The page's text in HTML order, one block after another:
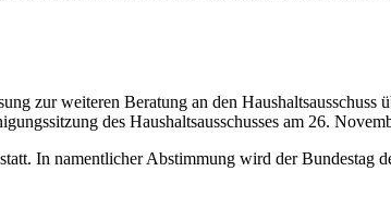
zur weiteren Beratung an den
des Haushaltsausschusses am 26.
In namentlicher Abstimmung wird der Bundestag